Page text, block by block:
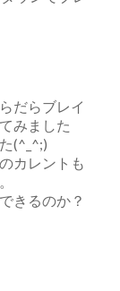
だらブレイ
みました
(^_^;)
カレントも
きるのか？